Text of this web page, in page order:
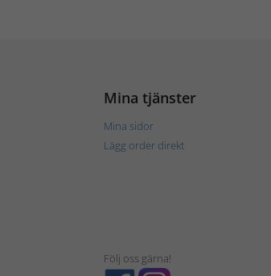
Mina tjänster
Mina sidor
Lägg order direkt
Följ oss gärna!